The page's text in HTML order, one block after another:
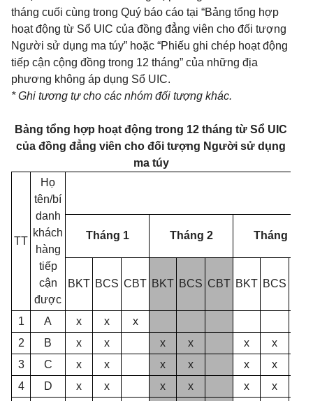
tháng cuối cùng trong Quý báo cáo tại “Bảng tổng hợp
hoạt động từ Sổ UIC của đồng đẳng viên cho đối tượng
Người sử dụng ma túy” hoặc “Phiếu ghi chép hoạt động
tiếp cận cộng đồng trong 12 tháng” của những địa
phương không áp dụng Sổ UIC.
* Ghi tương tự cho các nhóm đối tượng khác.
Bảng tổng hợp hoạt động trong 12 tháng từ Sổ UIC
của đồng đẳng viên cho đối tượng Người sử dụng
ma túy
TT
Họ
tên/bí
danh
khách
hàng
tiếp
cận
được
Tháng 1 Tháng 2 Tháng 3
BKT BCS CBT BKT BCS CBT BKT BCS
1 A x x
x
2
B x x x x x
x
3
C x x x x x
x
4
D x x x x x
x